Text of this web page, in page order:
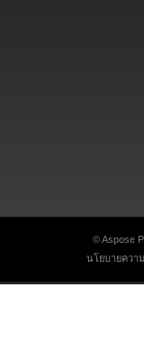
© Aspose
นโยบายควา